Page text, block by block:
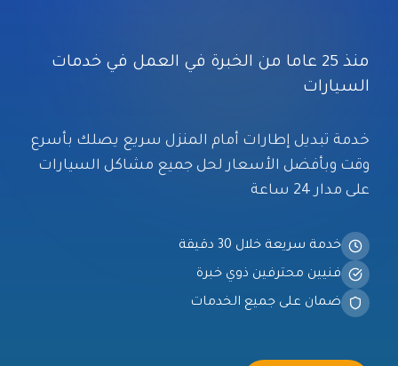
منذ 25 عاما من الخبرة في العمل في خدمات
السيارات
خدمة تبديل إطارات أمام المنزل سريع يصلك بأسرع
وقت وبأفضل الأسعار لحل جميع مشاكل السيارات
على مدار 24 ساعة
خدمة سريعة خلال 30 دقيقة
فنيين محترفين ذوي خبرة
ضمان على جميع الخدمات